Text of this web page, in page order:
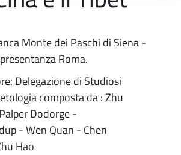
Monte dei Paschi di Siena -
Roma.
Delegazione di Studiosi
composta da : Zhu
Dodorge -
- Wen Quan - Chen
Hao